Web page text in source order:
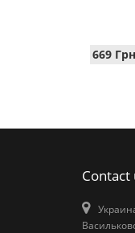
669
Contact